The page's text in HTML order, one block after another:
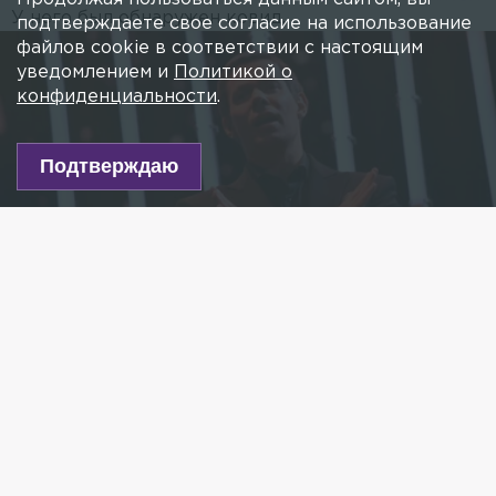
У него был обнаружен ковид.
подтверждаете свое согласие на использование
файлов cookie в соответствии с настоящим
уведомлением и
Политикой о
конфиденциальности.
Подтверждаю